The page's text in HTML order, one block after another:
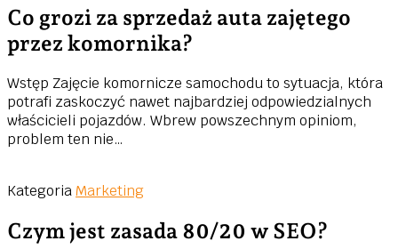
Co grozi za sprzedaż auta zajętego
przez komornika?
Wstęp Zajęcie komornicze samochodu to sytuacja, która
potrafi zaskoczyć nawet najbardziej odpowiedzialnych
właścicieli pojazdów. Wbrew powszechnym opiniom,
problem ten nie…
KategoriaMarketing
Czym jest zasada 80/20 w SEO?